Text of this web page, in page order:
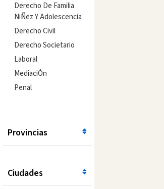
Derecho De Familia
NiÑez Y Adolescencia
Derecho Civil
Derecho Societario
Laboral
MediaciÓn
Penal
Provincias
Ciudades